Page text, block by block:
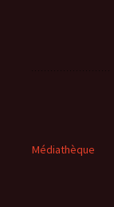
Médiathèque